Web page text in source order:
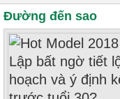
Đường đến sao